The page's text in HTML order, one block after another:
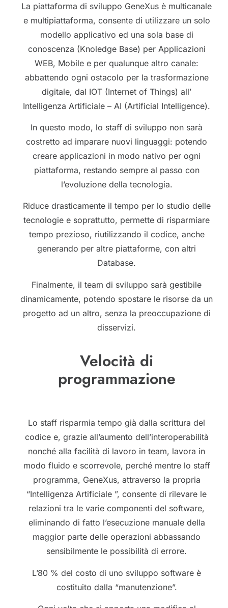
La piattaforma di sviluppo GeneXus è multicanale
e multipiattaforma, consente di utilizzare un solo
modello applicativo ed una sola base di
conoscenza (Knoledge Base) per Applicazioni
WEB, Mobile e per qualunque altro canale:
abbattendo ogni ostacolo per la trasformazione
digitale, dal IOT (Internet of Things) all’
Intelligenza Artificiale – AI (Artificial Intelligence).
In questo modo, lo staff di sviluppo non sarà
costretto ad imparare nuovi linguaggi: potendo
creare applicazioni in modo nativo per ogni
piattaforma, restando sempre al passo con
l’evoluzione della tecnologia.
Riduce drasticamente il tempo per lo studio delle
tecnologie e soprattutto, permette di risparmiare
tempo prezioso, riutilizzando il codice, anche
generando per altre piattaforme, con altri
Database.
Finalmente, il team di sviluppo sarà gestibile
dinamicamente, potendo spostare le risorse da un
progetto ad un altro, senza la preoccupazione di
disservizi.
Velocità di
programmazione
Lo staff risparmia tempo già dalla scrittura del
codice e, grazie all’aumento dell’interoperabilità
nonché alla facilità di lavoro in team, lavora in
modo fluido e scorrevole, perché mentre lo staff
programma, GeneXus, attraverso la propria
“Intelligenza Artificiale ”, consente di rilevare le
relazioni tra le varie componenti del software,
eliminando di fatto l’esecuzione manuale della
maggior parte delle operazioni abbassando
sensibilmente le possibilità di errore.
L’80 % del costo di uno sviluppo software è
costituito dalla “manutenzione”.